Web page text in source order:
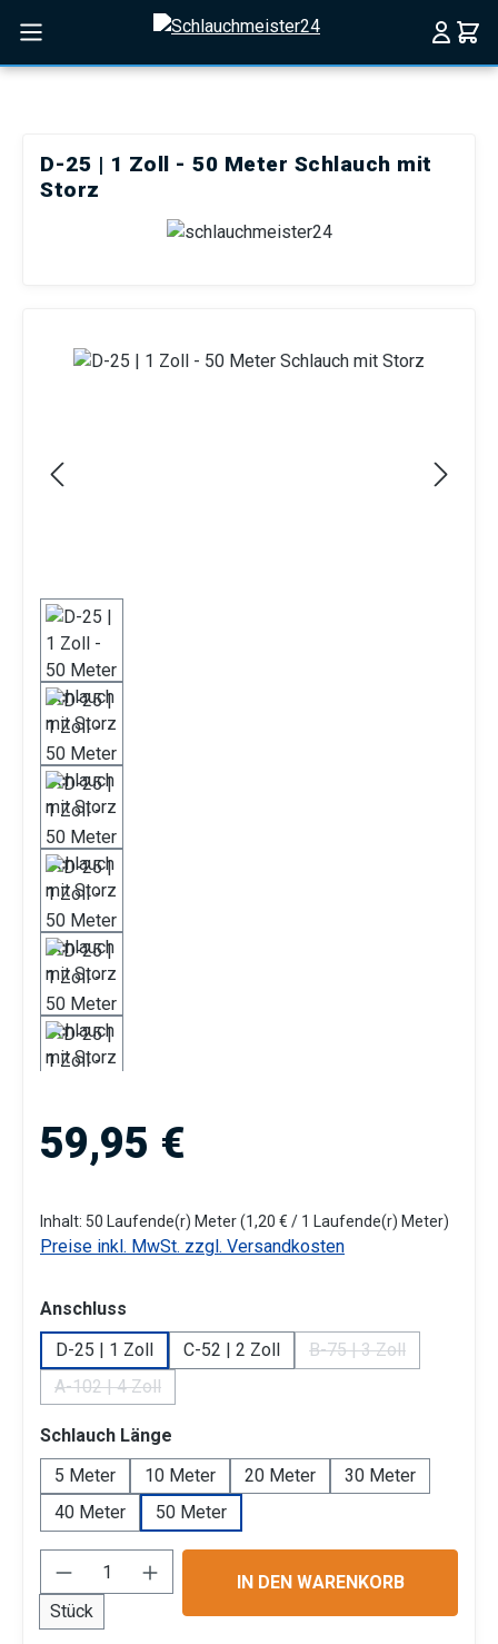
Zum Hauptinhalt springen
D-25 | 1 Zoll - 50 Meter Schlauch mit
Storz
Bildergalerie überspringen
Regulärer Preis:
59,95 €
Inhalt: 50 Laufende(r) Meter(1,20 € / 1 Laufende(r) Meter)
Preise inkl. MwSt. zzgl. Versandkosten
Anschluss
D-25 | 1 Zoll
C-52 | 2 Zoll B-75 | 3 Zoll
A-102 | 4 Zoll
(Diese Option ist zurzeit nicht verfügbar.)
Schlauch Länge
5 Meter
10 Meter 20 Meter
30 Meter
40 Meter
50 Meter
Produkt Anzahl: Gib den gewünschten
Stück
IN DEN WARENKORB